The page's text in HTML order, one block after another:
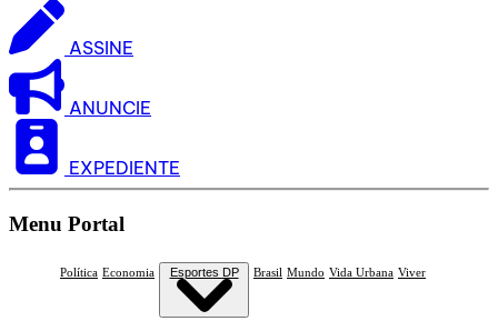
ASSINE
ANUNCIE
EXPEDIENTE
Menu Portal
Política Economia Esportes DP Brasil Mundo Vida Urbana Viver